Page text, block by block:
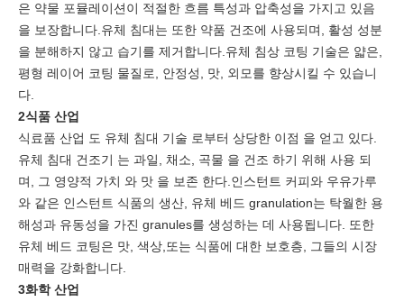
은 약물 포뮬레이션이 적절한 흐름 특성과 압축성을 가지고 있음
을 보장합니다.유체 침대는 또한 약품 건조에 사용되며, 활성 성분
을 분해하지 않고 습기를 제거합니다.유체 침상 코팅 기술은 얇은,
평형 레이어 코팅 물질로, 안정성, 맛, 외모를 향상시킬 수 있습니
다.
2식품 산업
식료품 산업 도 유체 침대 기술 로부터 상당한 이점 을 얻고 있다.
유체 침대 건조기 는 과일, 채소, 곡물 을 건조 하기 위해 사용 되
며, 그 영양적 가치 와 맛 을 보존 한다.인스턴트 커피와 우유가루
와 같은 인스턴트 식품의 생산, 유체 베드 granulation는 탁월한 용
해성과 유동성을 가진 granules를 생성하는 데 사용됩니다. 또한
유체 베드 코팅은 맛, 색상,또는 식품에 대한 보호층, 그들의 시장
매력을 강화합니다.
3화학 산업